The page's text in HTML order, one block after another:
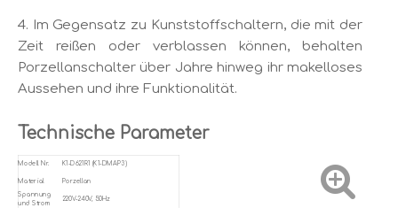
4. Im Gegensatz zu Kunststoffschaltern, die mit der
Zeit reißen oder verblassen können, behalten
Porzellanschalter über Jahre hinweg ihr makelloses
Aussehen und ihre Funktionalität.
Technische Parameter
Modell Nr. K1-D621R1 (K1-DMAP3)
Material
Porzellan
Spannung
und Strom
220V-240V, 50Hz